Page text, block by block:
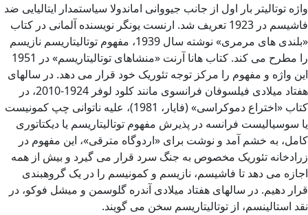
واژه توتالیتر بار اول از جانب جیووانی اماندولا سیاستمدار ایتالیایی ضد
فاشیسم در 1923 تعریف شد. ارنست یونگر نویسنده آلمانی در کتاب
«بلندی های مرمری» نوشته سال 1939، مفهوم توتالیتاریسم نازیسم
را مطرح می کند. کتاب هانا آرنت «منشاهای توتالیتاریسم» در 1951
این واژه و مفهوم را مرکز توجه تئوریک خود قرار می دهد. در سالهای
هفتاد میلادی فیلسوفان فرانسوی مانند کلود لوفر 1924-2010، در
کتاب «اختراع دموکراسی» (فایار، 1981)، علیه ناتوانی چپ کمونیست
یا سوسیالیست فرانسه در پذیرش مفهوم توتالیتاریسم یا دیکتاتوری
کامل، به خشم آمد و نوشت برای «اردوگاه مترقی»، این مفهوم در
زرادخانه تئوریک مخصوص به جنگ سرد قرار می گیرد و بیش از همه
اجازه می دهد تا فاشیسم، نازیسم و ​​کمونیسم را در یک گروهبندی
قرار دهیم. در سالهای هفتاد میلادی آندره گلوسمن و میشل فوکو، در
نقد استالینسم، از توتالیتاریسم سخن می گویند.